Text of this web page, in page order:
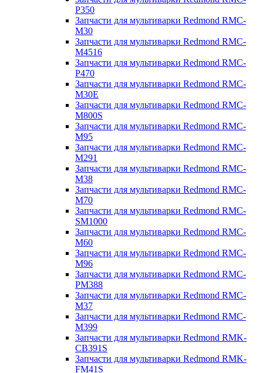
P350
Запчасти для мультиварки Redmond RMC-
M30
Запчасти для мультиварки Redmond RMC-
M4516
Запчасти для мультиварки Redmond RMC-
P470
Запчасти для мультиварки Redmond RMC-
M30E
Запчасти для мультиварки Redmond RMC-
M800S
Запчасти для мультиварки Redmond RMC-
M95
Запчасти для мультиварки Redmond RMC-
M291
Запчасти для мультиварки Redmond RMC-
M38
Запчасти для мультиварки Redmond RMC-
M70
Запчасти для мультиварки Redmond RMC-
SM1000
Запчасти для мультиварки Redmond RMC-
M60
Запчасти для мультиварки Redmond RMC-
M96
Запчасти для мультиварки Redmond RMC-
PM388
Запчасти для мультиварки Redmond RMC-
M37
Запчасти для мультиварки Redmond RMC-
M399
Запчасти для мультиварки Redmond RMK-
CB391S
Запчасти для мультиварки Redmond RMK-
FM41S